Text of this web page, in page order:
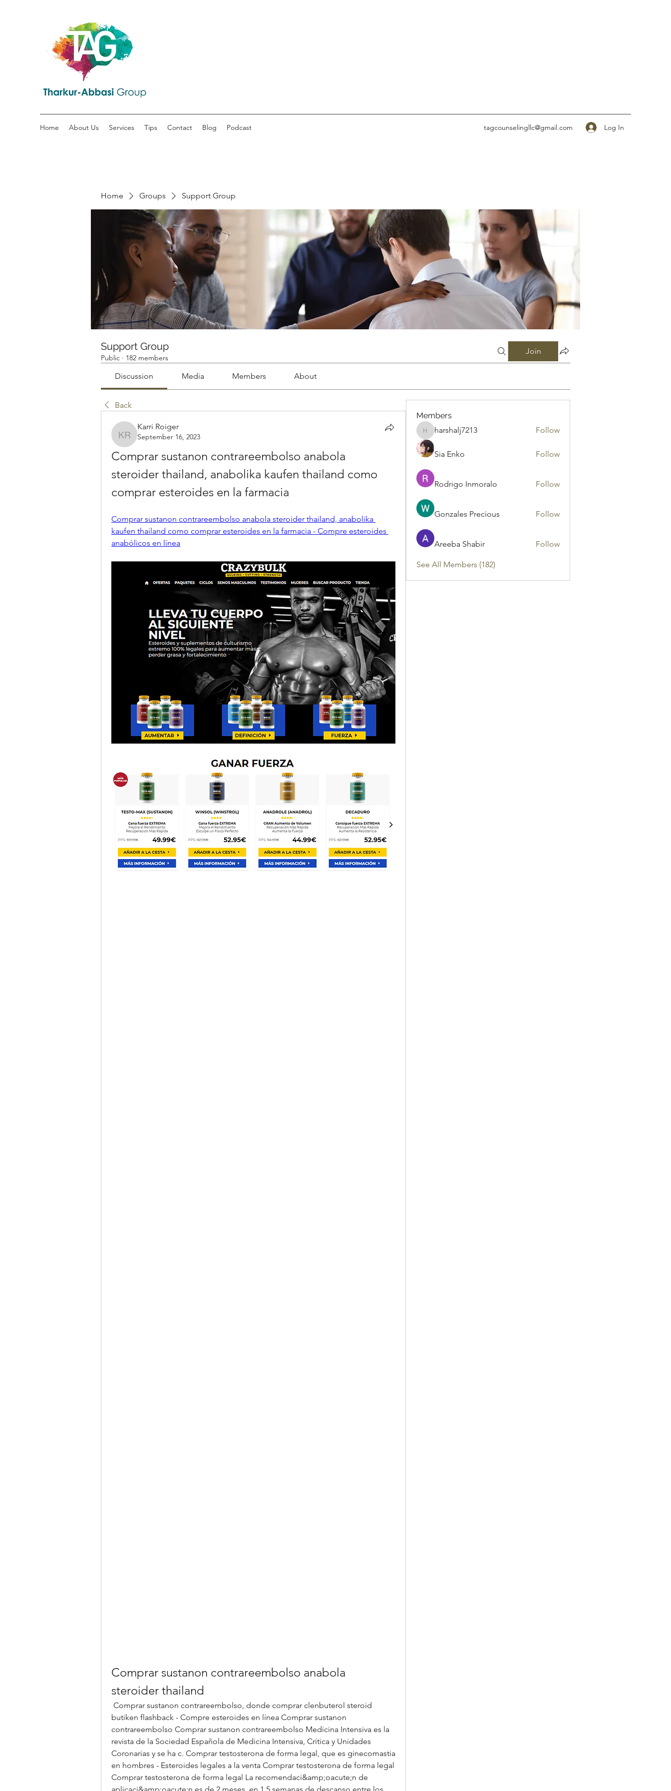
Home About Us Services Tips Contact Blog Podcast tagcounselingllc@gmail.com Log In
Home Groups Support Group
Support Group
Public · 182 members
Join
Discussion Media Members About
Back
Karri Roiger
Karri Roiger
September 16, 2023
Comprar sustanon contrareembolso anabola
steroider thailand, anabolika kaufen thailand como
comprar esteroides en la farmacia
Comprar sustanon contrareembolso anabola steroider thailand, anabolika
kaufen thailand como comprar esteroides en la farmacia - Compre esteroides
anabólicos en línea
Comprar sustanon contrareembolso anabola
steroider thailand
butiken flashback - Compre esteroides en línea Comprar sustanon
contrareembolso Comprar sustanon contrareembolso Medicina Intensiva es la
revista de la Sociedad Española de Medicina Intensiva, Crítica y Unidades
Coronarias y se ha c. Comprar testosterona de forma legal, que es ginecomastia
en hombres - Esteroides legales a la venta Comprar testosterona de forma legal
Comprar testosterona de forma legal La recomendaci&amp;oacute;n de
Members
harshalj7213
harshalj7213 Follow
Sia Enko Follow
Rodrigo Inmoralo Follow
Gonzales Precious Follow
Areeba Shabir Follow
See All Members (182)